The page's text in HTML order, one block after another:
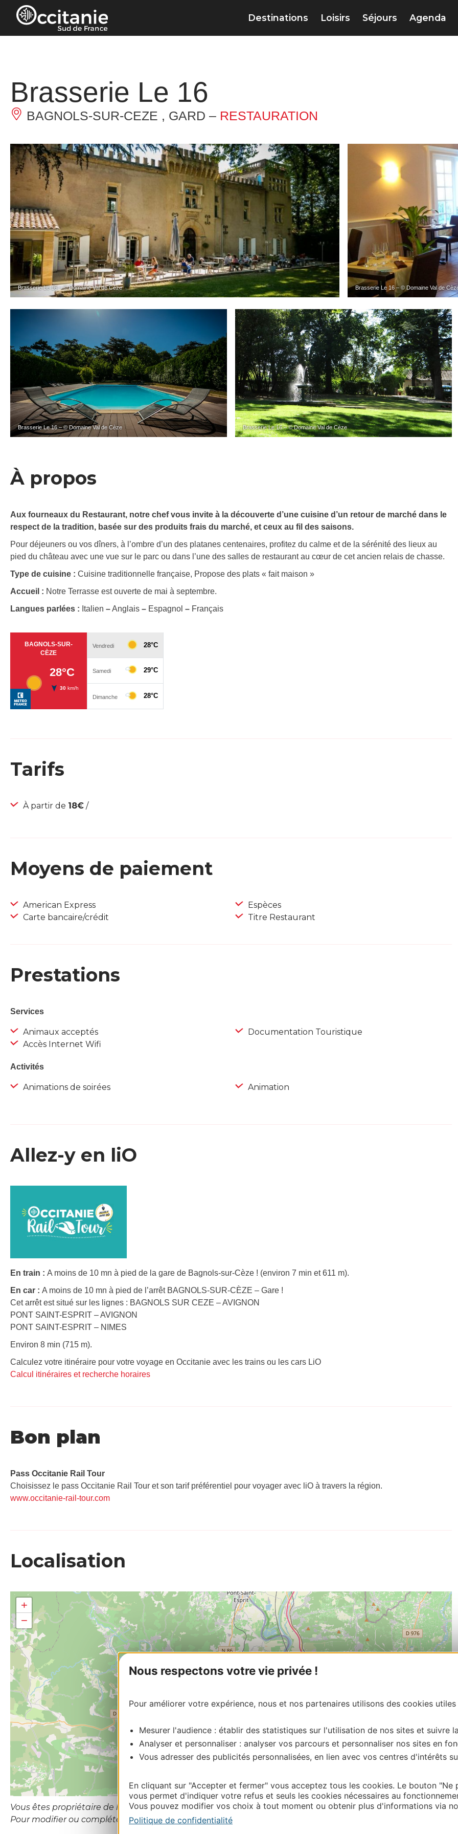
Panneau de gestion des cookies
Nous respectons votre vie privée !
Pour améliorer votre expérience, nous et nos partenaires utilisons des cookies utiles
Mesurer l'audience : établir des statistiques sur l'utilisation de nos sites et suivre
Analyser et personnaliser : analyser vos parcours et personnaliser nos sites en
Vous adresser des publicités personnalisées, en lien avec vos centres d'intérêts
En cliquant sur "Accepter et fermer" vous acceptez tous les cookies. Le bouton "Ne
vous permet d'indiquer votre refus et seuls les cookies nécessaires au
Vous pouvez modifier vos choix à tout moment ou obtenir plus d'informations via
Politique de confidentialité
Destinations Loisirs Séjours Agenda
Brasserie Le 16
BAGNOLS-SUR-CEZE , GARD – RESTAURATION
Brasserie Le 16 – © Domaine Val de Cèze Brasserie Le 16 – © Domaine Val de
Brasserie Le 16 – © Domaine Val de Cèze Brasserie Le 16 – © Domaine Val de Cèze
À propos
Aux fourneaux du Restaurant, notre chef vous invite à la découverte d’une cuisine d’un retour de marché dans le
respect de la tradition, basée sur des produits frais du marché, et ceux au fil des saisons.
Pour déjeuners ou vos dîners, à l’ombre d’un des platanes centenaires, profitez du calme et de la sérénité des lieux au
pied du château avec une vue sur le parc ou dans l’une des salles de restaurant au cœur de cet ancien relais de chasse.
Type de cuisine : Cuisine traditionnelle française, Propose des plats « fait maison »
Accueil : Notre Terrasse est ouverte de mai à septembre.
Langues parlées : Italien –Anglais – Espagnol – Français
Tarifs
À partir de 18€ /
Moyens de paiement
American Express
Carte bancaire/crédit
Espèces
Titre Restaurant
Prestations
Services
Animaux acceptés
Accès Internet Wifi
Documentation Touristique
Activités
Animations de soirées Animation
Allez-y en liO
En train : A moins de 10 mn à pied de la gare de Bagnols-sur-Cèze ! (environ 7 min et 611 m).
En car : A moins de 10 mn à pied de l’arrêt BAGNOLS-SUR-CÈZE – Gare !
Cet arrêt est situé sur les lignes : BAGNOLS SUR CEZE – AVIGNON
PONT SAINT-ESPRIT – AVIGNON
PONT SAINT-ESPRIT – NIMES
Environ 8 min (715 m).
Calculez votre itinéraire pour votre voyage en Occitanie avec les trains ou les cars LiO
Calcul itinéraires et recherche horaires
Bon plan
Pass Occitanie Rail Tour​
Choisissez le pass Occitanie Rail Tour et son tarif préférentiel pour voyager avec liO à travers la région.
www.occitanie-rail-tour.com
Localisation
+
−
Leaflet | Map data © OpenStreetMap contributors
Vous êtes propriétaire de l’établissement ou le gestionnaire de cette activité?
Pour modifier ou compléter cette fiche, merci de contacter Gard Tourisme.